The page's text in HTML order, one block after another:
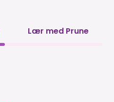
Lær med Prune